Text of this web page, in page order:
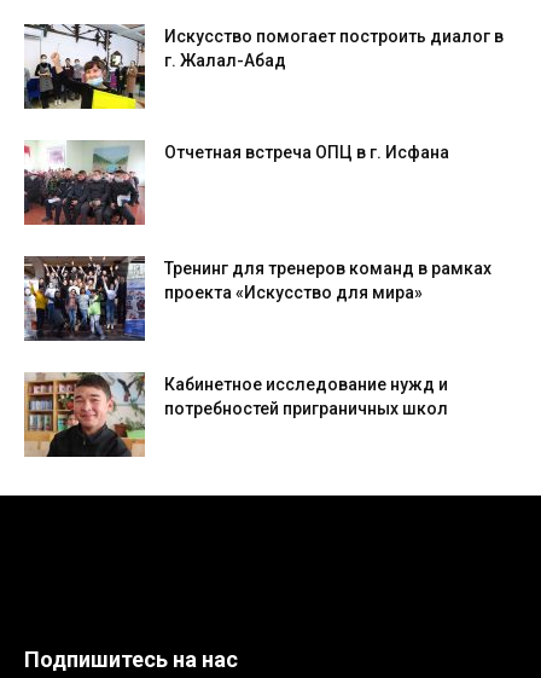
Искусство помогает построить диалог в
г. Жалал-Абад
Отчетная встреча ОПЦ в г. Исфана
Тренинг для тренеров команд в рамках
проекта «Искусство для мира»
Кабинетное исследование нужд и
потребностей приграничных школ
Подпишитесь на нас